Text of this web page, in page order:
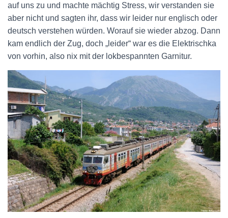
auf uns zu und machte mächtig Stress, wir verstanden sie
aber nicht und sagten ihr, dass wir leider nur englisch oder
deutsch verstehen würden. Worauf sie wieder abzog. Dann
kam endlich der Zug, doch „leider“ war es die Elektrischka
von vorhin, also nix mit der lokbespannten Garnitur.